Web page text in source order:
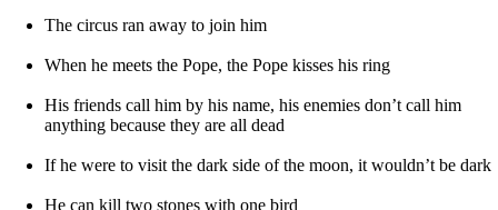
The circus ran away to join him
When he meets the Pope, the Pope kisses his ring
His friends call him by his name, his enemies don’t call him
anything because they are all dead
If he were to visit the dark side of the moon, it wouldn’t be dark
He can kill two stones with one bird